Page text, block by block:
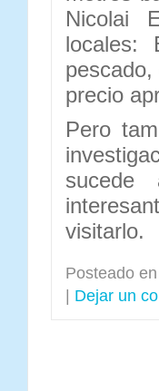
Nicolai
locales:
precio
Pero
visitarlo.
Posteado en
Dejar un